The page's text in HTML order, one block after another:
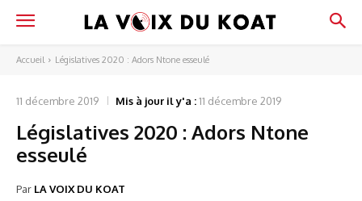
Accueil Législatives 2020 : Adors Ntone esseulé
11 décembre 2019 Mis à jour il y'a :11 décembre 2019
Législatives 2020 : Adors Ntone
esseulé
Par LA VOIX DU KOAT